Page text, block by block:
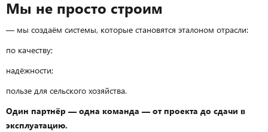
Мы не просто строим
— мы создаём системы, которые становятся эталоном отрасли:
по качеству;
надёжности;
пользе для сельского хозяйства.
Один партнёр — одна команда — от проекта до сдачи в
эксплуатацию.